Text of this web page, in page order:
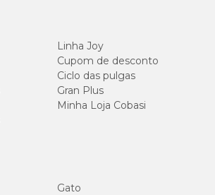
Linha Joy
Cupom de desconto
Ciclo das pulgas
Gran Plus
Minha Loja Cobasi
Gato